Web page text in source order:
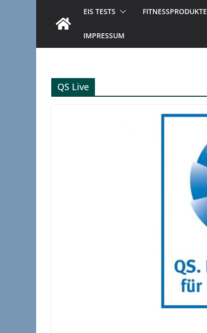
EIS TESTS FITNESSPRODUKTE
IMPRESSUM
QS Live